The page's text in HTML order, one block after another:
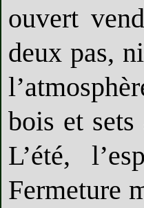
ouvert
deux pas,
bois et
L’été,
Fermeture